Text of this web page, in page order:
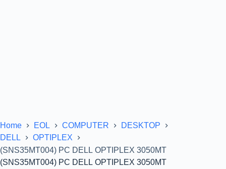
Home EOL COMPUTER
DESKTOP
DELL
OPTIPLEX
(SNS35MT004) PC DELL OPTIPLEX 3050MT
(SNS35MT004) PC DELL OPTIPLEX 3050MT